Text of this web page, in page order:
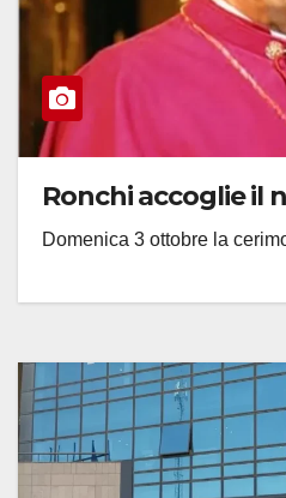
Ronchi accoglie il
Domenica 3 ottobre la